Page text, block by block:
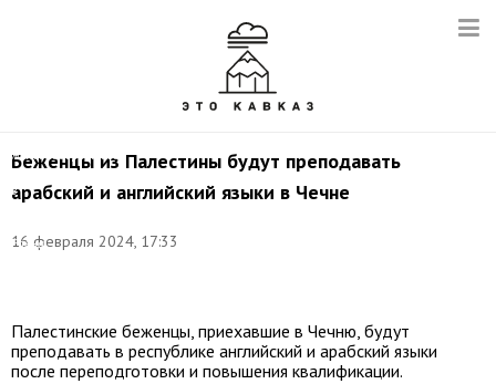
Беженцы из Палестины будут преподавать
арабский и английский языки в Чечне
16 февраля 2024, 17:33
железнодорожного
вокзала
в
Грозном.
Елена
Палестинские беженцы, приехавшие в Чечню, будут
преподавать в республике английский и арабский языки
после переподготовки и повышения квалификации.